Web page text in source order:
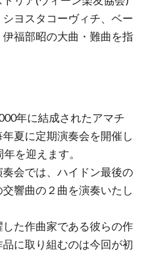
ヨスタコーヴィチ、ベー
福部昭の大曲・難曲を指
年に結成されたアマチ
夏に定期演奏会を開催し
を迎えます。
会では、ハイドン最後の
響曲の２曲を演奏いたし
た作曲家である彼らの作
に取り組むのは今回が初